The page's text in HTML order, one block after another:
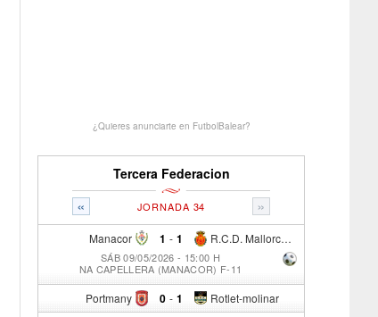
¿Quieres anunciarte en FutbolBalear?
Tercera Federacion
« »
JORNADA 34
Manacor 1 - R.C.D. Mallorca Sad "B"
1
SÁB 09/05/2026 - 15:00 H
NA CAPELLERA (MANACOR) F-11
Portmany 0 - Rotlet-molinar
1